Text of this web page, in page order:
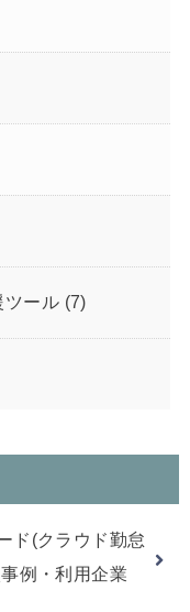
ツール (7)
ド(クラウド勤怠
例・利用企業